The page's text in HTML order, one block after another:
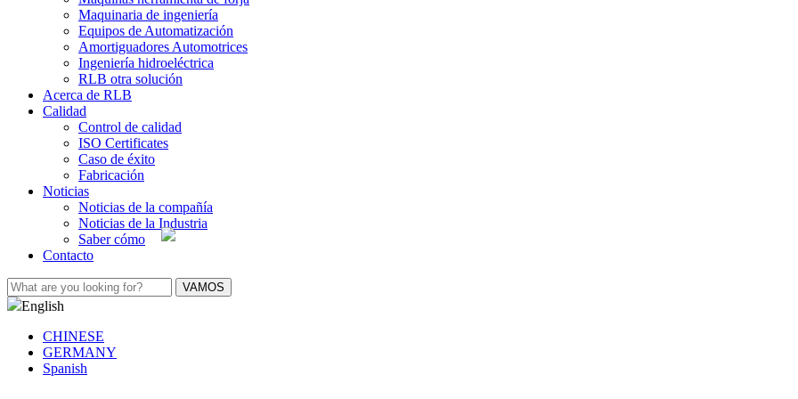
Maquinaria de ingeniería
Equipos de Automatización
Amortiguadores Automotrices
Ingeniería hidroeléctrica
RLB otra solución
Acerca de RLB
Calidad
Control de calidad
ISO Certificates
Caso de éxito
Fabricación
Noticias
Noticias de la compañía
Noticias de la Industria
Saber cómo
Contacto
English
CHINESE
GERMANY
Spanish